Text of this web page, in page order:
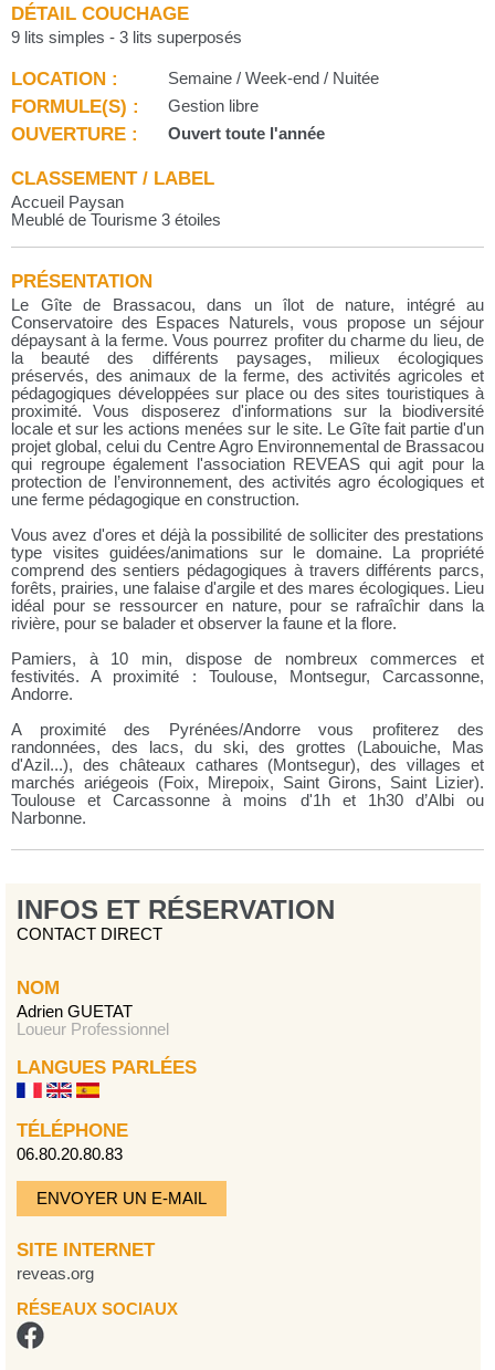
DÉTAIL COUCHAGE
9 lits simples - 3 lits superposés
LOCATION : Semaine / Week-end / Nuitée
FORMULE(S) : Gestion libre
OUVERTURE : Ouvert toute l'année
CLASSEMENT / LABEL
Accueil Paysan
Meublé de Tourisme 3 étoiles
PRÉSENTATION
Le Gîte de Brassacou, dans un îlot de nature, intégré au
Conservatoire des Espaces Naturels, vous propose un séjour
dépaysant à la ferme. Vous pourrez profiter du charme du lieu, de
la beauté des différents paysages, milieux écologiques
préservés, des animaux de la ferme, des activités agricoles et
pédagogiques développées sur place ou des sites touristiques à
proximité. Vous disposerez d'informations sur la biodiversité
locale et sur les actions menées sur le site. Le Gîte fait partie d'un
projet global, celui du Centre Agro Environnemental de Brassacou
qui regroupe également l'association REVEAS qui agit pour la
protection de l’environnement, des activités agro écologiques et
une ferme pédagogique en construction.
Vous avez d'ores et déjà la possibilité de solliciter des prestations
type visites guidées/animations sur le domaine. La propriété
comprend des sentiers pédagogiques à travers différents parcs,
forêts, prairies, une falaise d'argile et des mares écologiques. Lieu
idéal pour se ressourcer en nature, pour se rafraîchir dans la
rivière, pour se balader et observer la faune et la flore.
Pamiers, à 10 min, dispose de nombreux commerces et
festivités. A proximité : Toulouse, Montsegur, Carcassonne,
Andorre.
A proximité des Pyrénées/Andorre vous profiterez des
randonnées, des lacs, du ski, des grottes (Labouiche, Mas
d'Azil...), des châteaux cathares (Montsegur), des villages et
marchés ariégeois (Foix, Mirepoix, Saint Girons, Saint Lizier).
Toulouse et Carcassonne à moins d'1h et 1h30 d’Albi ou
Narbonne.
INFOS ET RÉSERVATION
CONTACT DIRECT
NOM
Adrien GUETAT
Loueur Professionnel
LANGUES PARLÉES
TÉLÉPHONE
06.80.20.80.83
ENVOYER UN E-MAIL
SITE INTERNET
reveas.org
RÉSEAUX SOCIAUX